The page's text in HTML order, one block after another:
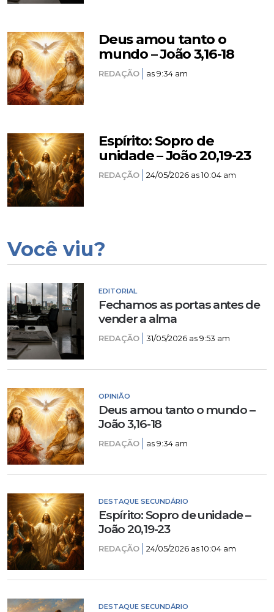
Deus amou tanto o
mundo – João 3,16-18
REDAÇÃO as 9:34 am
Espírito: Sopro de
unidade – João 20,19-23
REDAÇÃO 24/05/2026 as 10:04 am
Você viu?
EDITORIAL
Fechamos as portas antes de
vender a alma
REDAÇÃO 31/05/2026 as 9:53 am
OPINIÃO
Deus amou tanto o mundo –
João 3,16-18
REDAÇÃO as 9:34 am
DESTAQUE SECUNDÁRIO
Espírito: Sopro de unidade –
João 20,19-23
REDAÇÃO 24/05/2026 as 10:04 am
DESTAQUE SECUNDÁRIO